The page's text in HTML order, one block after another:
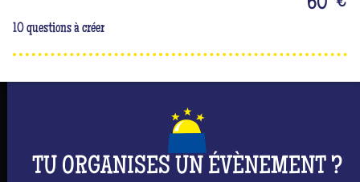
10 questions à créer
TU ORGANISES UN ÉVÈNEMENT ?